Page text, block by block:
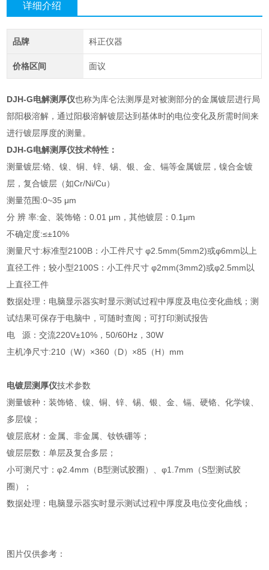
详细介绍
品牌 科正仪器
价格区间 面议
DJH-G电解测厚仪也称为库仑法测厚是对被测部分的金属镀层进行局
部阳极溶解，通过阳极溶解镀层达到基体时的电位变化及所需时间来
进行镀层厚度的测量。
DJH-G电解测厚仪技术特性：
测量镀层:铬、镍、铜、锌、锡、银、金、镉等金属镀层，镍合金镀
层，复合镀层（如Cr/Ni/Cu）
测量范围:0~35 μm
分 辨 率:金、装饰铬：0.01 μm，其他镀层：0.1μm
不确定度:≤±10%
测量尺寸:标准型2100B：小工件尺寸 φ2.5mm(5mm2)或φ6mm以上
直径工件；较小型2100S：小工件尺寸 φ2mm(3mm2)或φ2.5mm以
上直径工件
数据处理：电脑显示器实时显示测试过程中厚度及电位变化曲线；测
试结果可保存于电脑中，可随时查阅；可打印测试报告
电 源：交流220V±10%，50/60Hz，30W
主机净尺寸:210（W）×360（D）×85（H）mm
电镀层测厚仪技术参数
测量镀种：装饰铬、镍、铜、锌、锡、银、金、镉、硬铬、化学镍、
多层镍；
镀层底材：金属、非金属、钕铁硼等；
镀层层数：单层及复合多层；
小可测尺寸：φ2.4mm（B型测试胶圈）、φ1.7mm（S型测试胶
圈）；
数据处理：电脑显示器实时显示测试过程中厚度及电位变化曲线；
图片仅供参考：